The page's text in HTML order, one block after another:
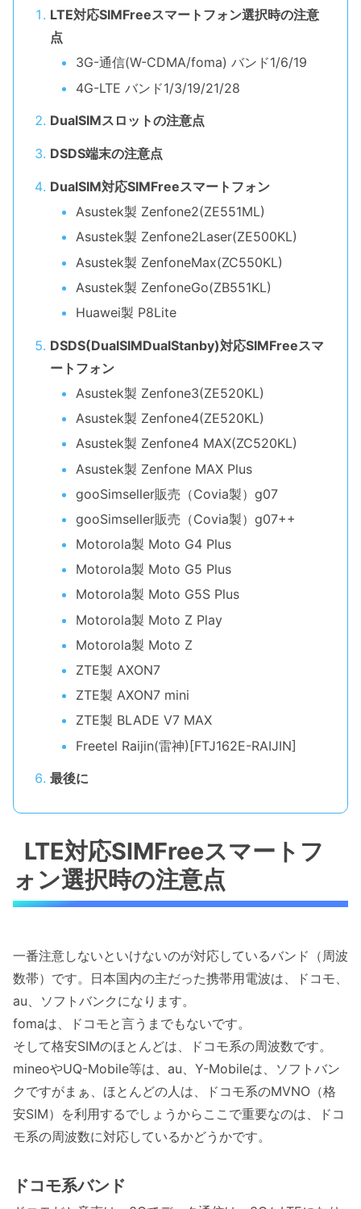
LTE対応SIMFreeスマートフォン選択時の注意
点
3G-通信(W-CDMA/foma) バンド1/6/19
4G-LTE バンド1/3/19/21/28
DualSIMスロットの注意点
DSDS端末の注意点
DualSIM対応SIMFreeスマートフォン
Asustek製 Zenfone2(ZE551ML)
Asustek製 Zenfone2Laser(ZE500KL)
Asustek製 ZenfoneMax(ZC550KL)
Asustek製 ZenfoneGo(ZB551KL)
Huawei製 P8Lite
DSDS(DualSIMDualStanby)対応SIMFreeスマ
ートフォン
Asustek製 Zenfone3(ZE520KL)
Asustek製 Zenfone4(ZE520KL)
Asustek製 Zenfone4 MAX(ZC520KL)
Asustek製 Zenfone MAX Plus
gooSimseller販売（Covia製）g07
gooSimseller販売（Covia製）g07++
Motorola製 Moto G4 Plus
Motorola製 Moto G5 Plus
Motorola製 Moto G5S Plus
Motorola製 Moto Z Play
Motorola製 Moto Z
ZTE製 AXON7
ZTE製 AXON7 mini
ZTE製 BLADE V7 MAX
Freetel Raijin(雷神)[FTJ162E-RAIJIN]
最後に
LTE対応SIMFreeスマートフ
ォン選択時の注意点
一番注意しないといけないのが対応しているバンド（周波
数帯）です。日本国内の主だった携帯用電波は、ドコモ、
au、ソフトバンクになります。
fomaは、ドコモと言うまでもないです。
そして格安SIMのほとんどは、ドコモ系の周波数です。
mineoやUQ-Mobile等は、au、Y-Mobileは、ソフトバン
クですがまぁ、ほとんどの人は、ドコモ系のMVNO（格
安SIM）を利用するでしょうからここで重要なのは、ドコ
モ系の周波数に対応しているかどうかです。
ドコモ系バンド